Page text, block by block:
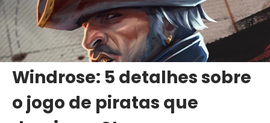
Windrose: 5 detalhes sobre
o jogo de piratas que